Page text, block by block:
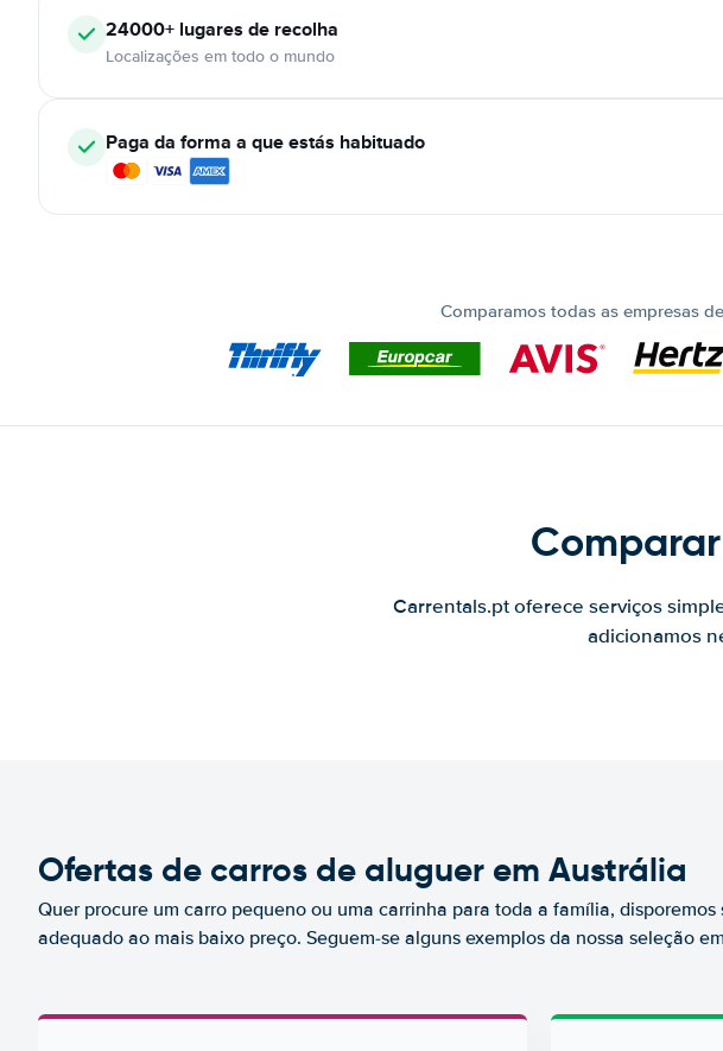
24000+ lugares de recolha
Localizações em todo o mundo
Paga da forma a que estás habituado
Comparamos todas as empresas
Carrentals.pt oferece serviços
adicionamos
Ofertas de carros de aluguer em Austrália
Quer procure um carro pequeno ou uma carrinha para toda a família, disporemos
adequado ao mais baixo preço. Seguem-se alguns exemplos da nossa seleção